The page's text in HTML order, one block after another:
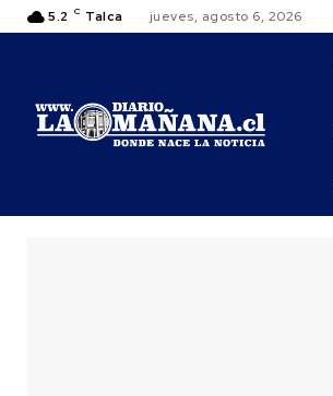
5.2 C Talca jueves, agosto 6, 2026